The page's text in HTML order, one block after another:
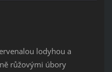
lodyhou a
růžovými úbory